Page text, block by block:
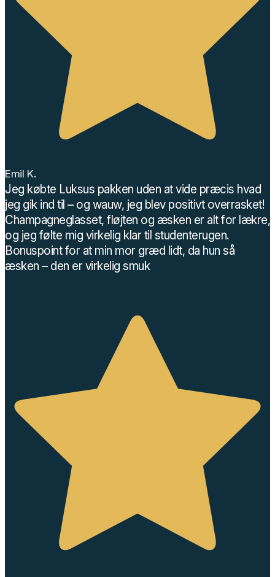
Emil K.
Jeg købte Luksus pakken uden at vide præcis hvad
jeg gik ind til – og wauw, jeg blev positivt overrasket!
Champagneglasset, fløjten og æsken er alt for lækre,
og jeg følte mig virkelig klar til studenterugen.
Bonuspoint for at min mor græd lidt, da hun så
æsken – den er virkelig smuk